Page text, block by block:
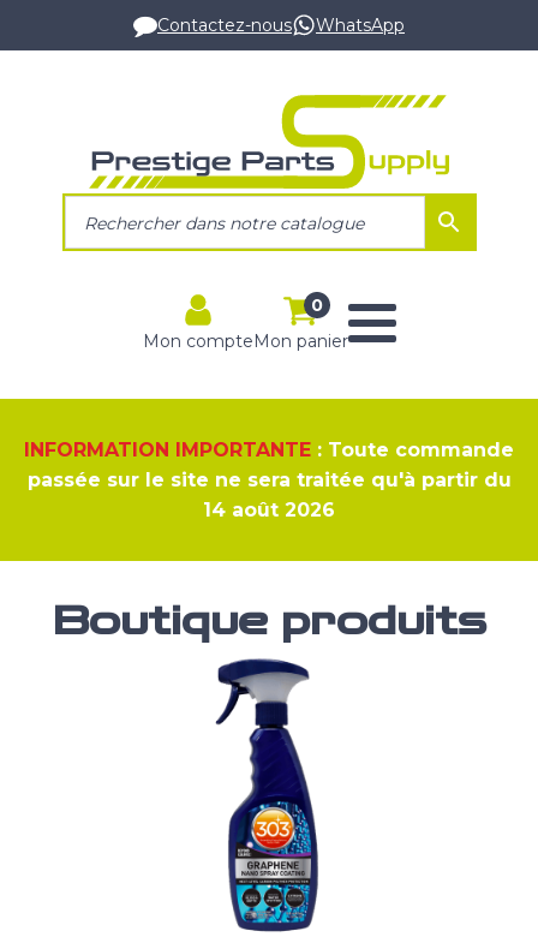
Contactez-nous WhatsApp
Mon compteMon panier
0
INFORMATION IMPORTANTE : Toute commande
passée sur le site ne sera traitée qu'à partir du
14 août 2026
Boutique produits